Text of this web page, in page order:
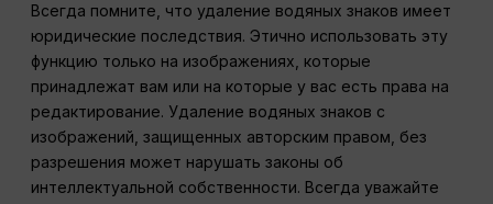
Всегда помните, что удаление водяных знаков имеет
юридические последствия. Этично использовать эту
функцию только на изображениях, которые
принадлежат вам или на которые у вас есть права на
редактирование. Удаление водяных знаков с
изображений, защищенных авторским правом, без
разрешения может нарушать законы об
интеллектуальной собственности. Всегда уважайте